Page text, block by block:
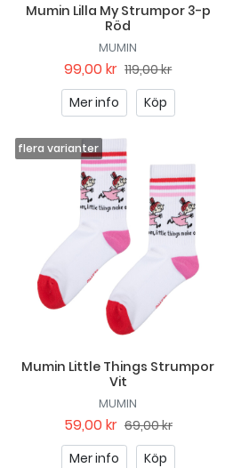
Mumin Lilla My Strumpor 3-p
Röd
MUMIN
99,00 kr 119,00 kr
Mer info
Köp
Mumin Little Things Strumpor
Vit
MUMIN
59,00 kr 69,00 kr
Mer info
Köp